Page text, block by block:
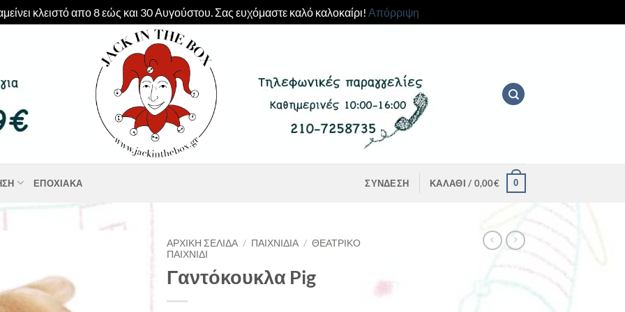
κλειστό απο 8 εώς και 30 Αυγούστου. Σας ευχόμαστε καλό καλοκαίρι! Απόρριψη
ΕΠΟΧΙΑΚΆ ΣΎΝΔΕΣΗ ΚΑΛΆΘΙ / 0,00€ 0
ΑΡΧΙΚΉ ΣΕΛΊΔΑ / ΠΑΙΧΝΊΔΙΑ / ΘΕΑΤΡΙΚΌ
ΠΑΙΧΝΊΔΙ
Γαντόκουκλα Pig